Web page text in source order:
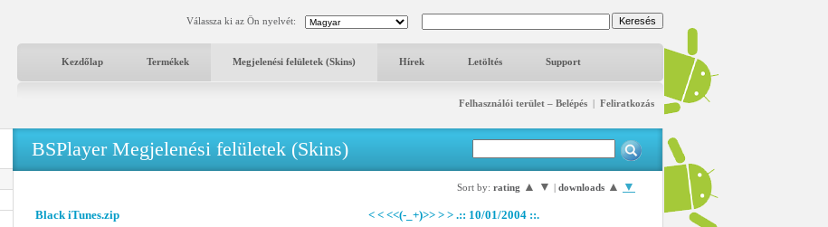
Válassza ki az Ön nyelvét:
Kezdőlap Termékek Megjelenési felületek (Skins) Hírek Letöltés Support
Felhasználói terület – Belépés | Feliratkozás
BSPlayer Megjelenési felületek (Skins)
Sort by: rating ▲ ▼ | downloads ▲ ▼
Black iTunes.zip < < <<(-_+)>> > > .:: 10/01/2004 ::.